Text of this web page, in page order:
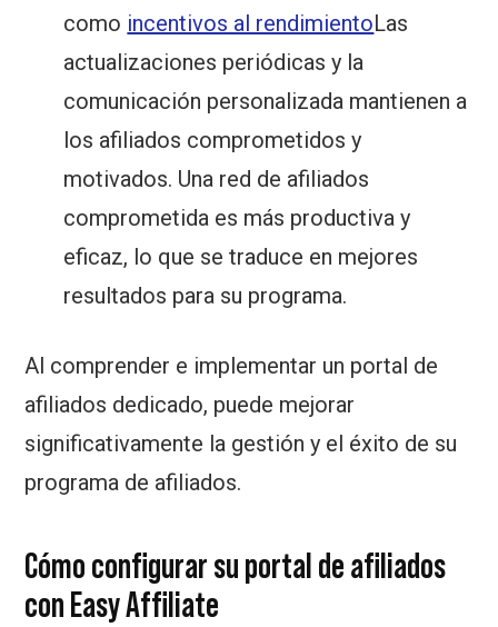
como incentivos al rendimientoLas
actualizaciones periódicas y la
comunicación personalizada mantienen a
los afiliados comprometidos y
motivados. Una red de afiliados
comprometida es más productiva y
eficaz, lo que se traduce en mejores
resultados para su programa.
Al comprender e implementar un portal de
afiliados dedicado, puede mejorar
significativamente la gestión y el éxito de su
programa de afiliados.
Cómo configurar su portal de afiliados
con Easy Affiliate